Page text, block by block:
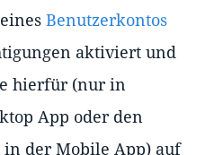
Benutzerkontos
aktiviert und
hierfür (nur in
App oder den
der Mobile App) auf